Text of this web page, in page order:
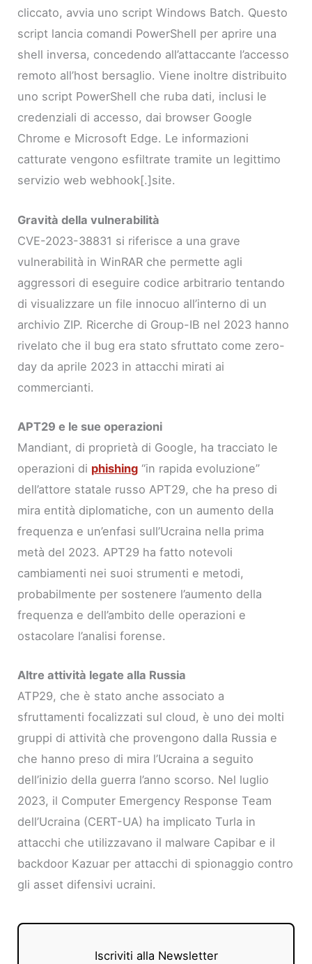
cliccato, avvia uno script Windows Batch. Questo
script lancia comandi PowerShell per aprire una
shell inversa, concedendo all’attaccante l’accesso
remoto all’host bersaglio. Viene inoltre distribuito
uno script PowerShell che ruba dati, inclusi le
credenziali di accesso, dai browser Google
Chrome e Microsoft Edge. Le informazioni
catturate vengono esfiltrate tramite un legittimo
servizio web webhook[.]site.
Gravità della vulnerabilità
CVE-2023-38831 si riferisce a una grave
vulnerabilità in WinRAR che permette agli
aggressori di eseguire codice arbitrario tentando
di visualizzare un file innocuo all’interno di un
archivio ZIP. Ricerche di Group-IB nel 2023 hanno
rivelato che il bug era stato sfruttato come zero-
day da aprile 2023 in attacchi mirati ai
commercianti.
APT29 e le sue operazioni
Mandiant, di proprietà di Google, ha tracciato le
operazioni di phishing “in rapida evoluzione”
dell’attore statale russo APT29, che ha preso di
mira entità diplomatiche, con un aumento della
frequenza e un’enfasi sull’Ucraina nella prima
metà del 2023. APT29 ha fatto notevoli
cambiamenti nei suoi strumenti e metodi,
probabilmente per sostenere l’aumento della
frequenza e dell’ambito delle operazioni e
ostacolare l’analisi forense.
Altre attività legate alla Russia
ATP29, che è stato anche associato a
sfruttamenti focalizzati sul cloud, è uno dei molti
gruppi di attività che provengono dalla Russia e
che hanno preso di mira l’Ucraina a seguito
dell’inizio della guerra l’anno scorso. Nel luglio
2023, il Computer Emergency Response Team
dell’Ucraina (CERT-UA) ha implicato Turla in
attacchi che utilizzavano il malware Capibar e il
backdoor Kazuar per attacchi di spionaggio contro
gli asset difensivi ucraini.
Iscriviti alla Newsletter